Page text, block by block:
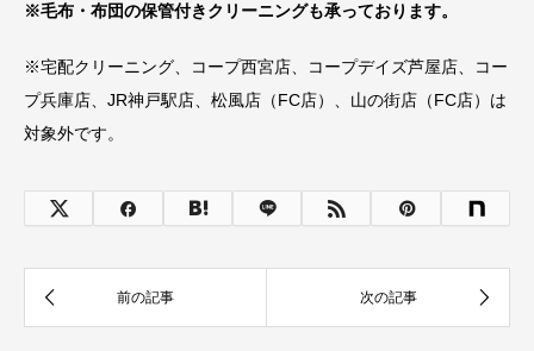
※毛布・布団の保管付きクリーニングも承っております。
※宅配クリーニング、コープ西宮店、コープデイズ芦屋店、コー
プ兵庫店、JR神戸駅店、松風店（FC店）、山の街店（FC店）は
対象外です。